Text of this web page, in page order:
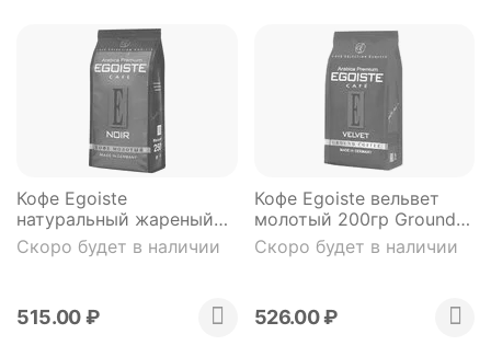
Кофе Egoiste
натуральный жареный
молотый 250 гр м/у
Скоро будет в наличии
515.00₽
Кофе Egoiste вельвет
молотый 200гр Ground
Pack
Скоро будет в наличии
526.00₽